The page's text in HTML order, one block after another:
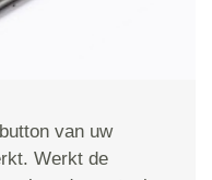
van uw
Werkt de